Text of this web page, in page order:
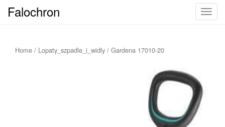
T
Falochron
Home / Lopaty_szpadle_i_widly / Gardena 17010-20